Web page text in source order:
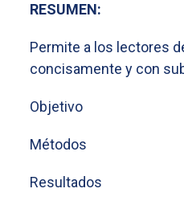
RESUMEN:
Permite a los lectores
concisamente y con
Objetivo
Métodos
Resultados